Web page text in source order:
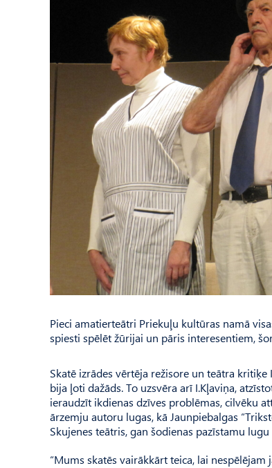
Pieci amatierteātri Priekuļu kultūras namā
spiesti spēlēt žūrijai un pāris interesentiem,
Skatē izrādes vērtēja režisore un teātra
bija ļoti dažāds. To uzsvēra arī I.Kļaviņa,
ieraudzīt ikdienas dzīves problēmas, cilvēku
ārzemju autoru lugas, kā Jaunpiebalgas
Skujenes teātris, gan šodienas pazīstamu
“Mums skatēs vairākkārt teica, lai